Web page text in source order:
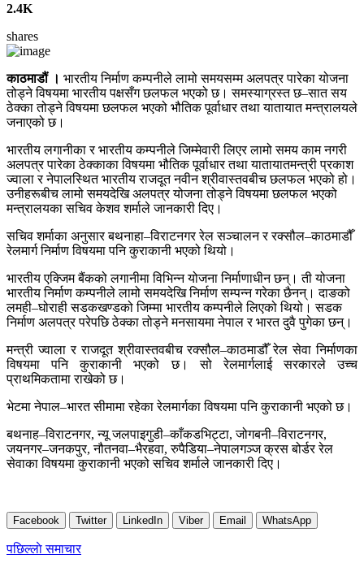
2.4K
shares
काठमाडौं । भारतीय निर्माण कम्पनीले लामो समयसम्म अलपत्र पारेका योजना
तोड्ने विषयमा भारतीय पक्षसँग छलफल भएको छ। समस्याग्रस्त छ–सात सय
ठेक्का तोड्ने विषयमा छलफल भएको भौतिक पूर्वाधार तथा यातायात मन्त्रालयले
जनाएको छ।
भारतीय लगानीका र भारतीय कम्पनीले जिम्मेवारी लिएर लामो समय काम नगरी
अलपत्र पारेका ठेक्काका विषयमा भौतिक पूर्वाधार तथा यातायातमन्त्री प्रकाश
ज्वाला र नेपालस्थित भारतीय राजदूत नवीन श्रीवास्तवबीच छलफल भएको हो।
उनीहरूबीच लामो समयदेखि अलपत्र योजना तोड्ने विषयमा छलफल भएको
मन्त्रालयका सचिव केशव शर्माले जानकारी दिए।
सचिव शर्माका अनुसार बथनाहा–विराटनगर रेल सञ्चालन र रक्सौल–काठमाडौँ
रेलमार्ग निर्माण विषयमा पनि कुराकानी भएको थियो।
भारतीय एक्जिम बैंकको लगानीमा विभिन्न योजना निर्माणाधीन छन्। ती योजना
भारतीय निर्माण कम्पनीले लामो समयदेखि निर्माण सम्पन्न गरेका छैनन्। दाङको
लमही–घोराही सडकखण्डको जिम्मा भारतीय कम्पनीले लिएको थियो। सडक
निर्माण अलपत्र परेपछि ठेक्का तोड्ने मनसायमा नेपाल र भारत दुवै पुगेका छन्।
मन्त्री ज्वाला र राजदूत श्रीवास्तवबीच रक्सौल–काठमाडौँ रेल सेवा निर्माणका
विषयमा पनि कुराकानी भएको छ। सो रेलमार्गलाई सरकारले उच्च
प्राथमिकतामा राखेको छ।
भेटमा नेपाल–भारत सीमामा रहेका रेलमार्गका विषयमा पनि कुराकानी भएको छ।
बथनाह–विराटनगर, न्यू जलपाइगुडी–काँकडभिट्टा, जोगबनी–विराटनगर,
जयनगर–जनकपुर, नौतनवा–भैरहवा, रुपैडिया–नेपालगञ्ज क्रस बोर्डर रेल
सेवाका विषयमा कुराकानी भएको सचिव शर्माले जानकारी दिए।
Facebook Twitter LinkedIn Viber Email WhatsApp
Post
पछिल्लाे समाचार